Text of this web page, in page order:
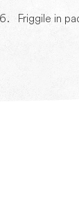
Friggile in